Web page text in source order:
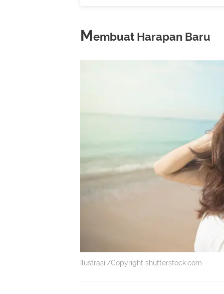
Membuat Harapan Baru
Ilustrasi./Copyright shutterstock.com